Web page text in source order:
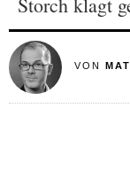
VON